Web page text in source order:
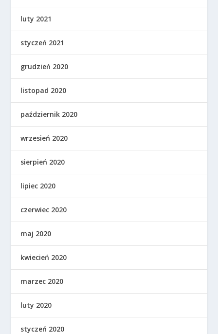
luty 2021
styczeń 2021
grudzień 2020
listopad 2020
październik 2020
wrzesień 2020
sierpień 2020
lipiec 2020
czerwiec 2020
maj 2020
kwiecień 2020
marzec 2020
luty 2020
styczeń 2020